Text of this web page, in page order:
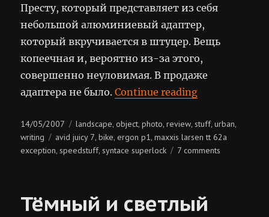
Престу, который представляет из себя
небольшой алюминиевый адаптер,
который вкручивается в штуцер. Вещь
копеечная и, вероятно из-за этого,
совершенно неуловимая. В продаже
адаптера не было.Continue reading
Posted
on
14/05/2007 Categories
landscape,object,photo,review, stuff,urban,
writing Tags
avid juicy 7,bike,ergon p1,maxxis larsen tt 62a
exception, speedstuff, syntace superlock 7 comments
Тёмный и светлый